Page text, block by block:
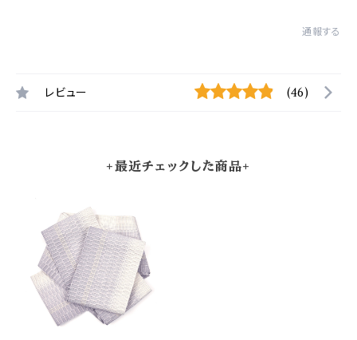
通報する
レビュー (46)
+最近チェックした商品+